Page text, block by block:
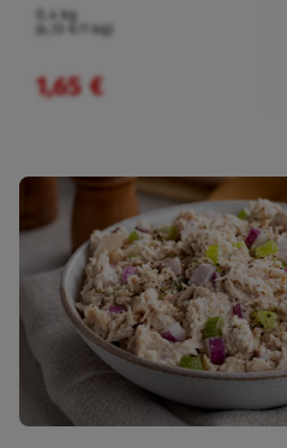
0,4 kg
(4,13 €/1 kg)
1,65 €